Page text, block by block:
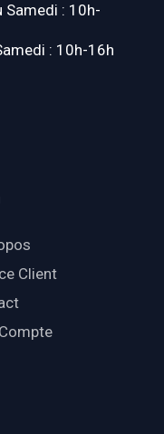
Samedi : 10h-
: 10h-16h
Client